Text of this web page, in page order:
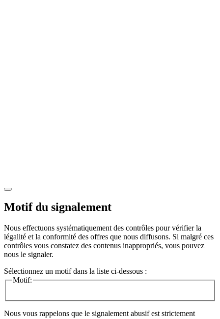
Motif du signalement
Nous effectuons systématiquement des contrôles pour vérifier la
légalité et la conformité des offres que nous diffusons. Si malgré ces
contrôles vous constatez des contenus inappropriés, vous pouvez
nous le signaler.
Sélectionnez un motif dans la liste ci-dessous :
Motif:
Nous vous rappelons que le signalement abusif est strictement